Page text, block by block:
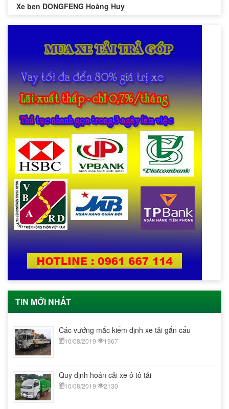
Xe ben DONGFENG Hoàng Huy
TIN MỚI NHẤT
Các vướng mắc kiểm định xe tải gắn cẩu
10/08/2019 1967
Quy định hoán cải xe ô tô tải
10/08/2019 2130